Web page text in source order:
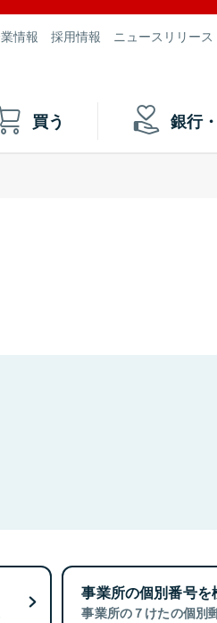
情報 採用情報 ニュースリリース
買う 銀行
事業所の個別番号を
事業所の７けたの個別